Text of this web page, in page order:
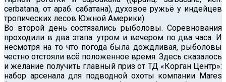
cerbatana, от араб. сабатана), духовое ружьё у индейцев
тропических лесов Южной Америки).
Во второй день состязались рыболовы. Соревнования
проходили в два этапа: утром и вечером по два часа. И
несмотря на то что погода была дождливая, рыболовы
честно отстояли всё положенное время. Здесь сказалось
и желание получить главный приз от ТД «Корган Центр»:
набор арсенала для подводной охоты компании Mares